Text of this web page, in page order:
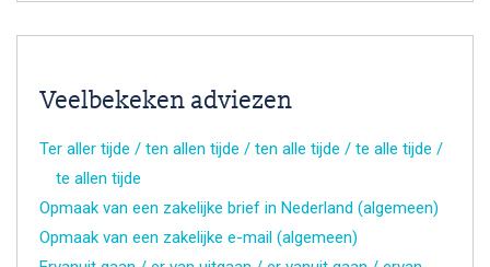
Veelbekeken adviezen
Ter aller tijde / ten allen tijde / ten alle tijde / te alle tijde /
te allen tijde
Opmaak van een zakelijke brief in Nederland (algemeen)
Opmaak van een zakelijke e-mail (algemeen)